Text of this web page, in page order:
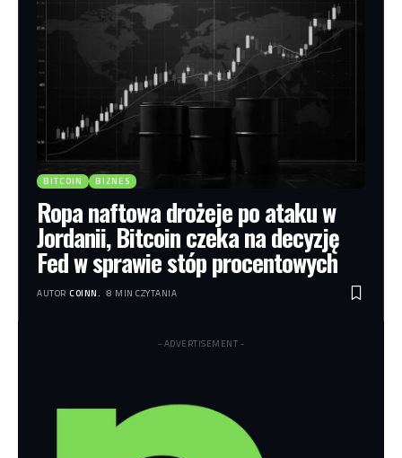
BITCOIN BIZNES
Ropa naftowa drożeje po ataku w
Jordanii, Bitcoin czeka na decyzję
Fed w sprawie stóp procentowych
AUTOR COINN. 8 MIN CZYTANIA
- ADVERTISEMENT -